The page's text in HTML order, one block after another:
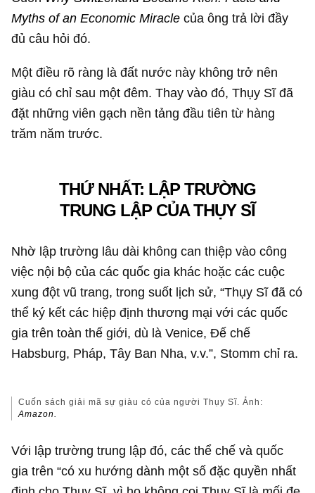
Sự ổn định và giàu có của Thụy Sĩ càng đáng chú ý
hơn trong bối cảnh nền kinh tế chung châu Âu ngày
Đã có một số chuyên gia từ lâu đã thảo luận về lý
do Thụy Sĩ thành công đến như vậy. Có nhiều ý
kiến cho rằng sự giàu có của Thụy Sĩ là nhờ “các
định chính trị khiến Thụy Sĩ trở nên hấp dẫn đối với
các nhà đầu tư nước ngoài”.
Tác giả Markus Somm cho hay, tất cả ý kiến này
đều đúng, nhưng chưa đề cập sâu hơn tới bối cảnh
lịch sử sâu xa của quốc gia này. Tại sao Thụy Sĩ,
một quốc gia hầu như không có nguyên liệu thô, lại
tích lũy được khối tài sản khổng lồ như hiện nay.
CuốnWhy Switzerland Became Rich: Facts and
Một điều rõ ràng là đất nước này không trở nên
giàu có chỉ sau một đêm. Thay vào đó, Thụy Sĩ đã
đặt những viên gạch nền tảng đầu tiên từ hàng
trăm năm trước.